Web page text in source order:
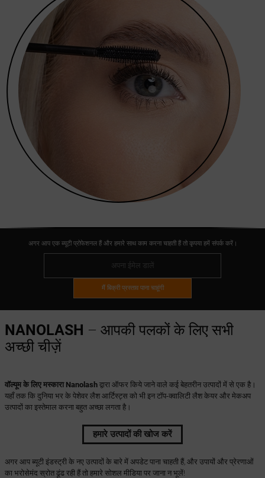
अगर आप एक ब्यूटी प्रोफेशनल हैं और हमारे साथ काम करना चाहती हैं तो कृपया हमें संपर्क करें।
मैं बिक्री प्रस्ताव पाना चाहूंगी
NANOLASH – आपकी पलकों के लिए सभी
अच्छी चीज़ें
वॉल्यूम के लिए मस्कारा Nanolashद्वारा ऑफर किये जाने वाले कई बेहतरीन उत्पादों में से एक है।
यहाँ तक कि दुनिया भर के पेशेवर लैश आर्टिस्ट्स को भी इन टॉप-क्वालिटी लैश केयर और मेकअप
उत्पादों का इस्तेमाल करना बहुत अच्छा लगता है।
हमारे उत्पादों की खोज करें
अगर आप ब्यूटी इंडस्ट्री के नए उत्पादों के बारे में अपडेट पाना चाहती हैं, और उपायों और प्रेरणाओं
का भरोसेमंद स्रोत ढूंढ रही हैं तो हमारे सोशल मीडिया पर जाना न भूलें!